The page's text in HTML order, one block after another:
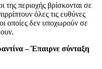
περιοχής βρίσκονται σε
όλες τις ευθύνες
οποίες δεν υποχωρούν σε
– Έπαιρνε σύνταξη